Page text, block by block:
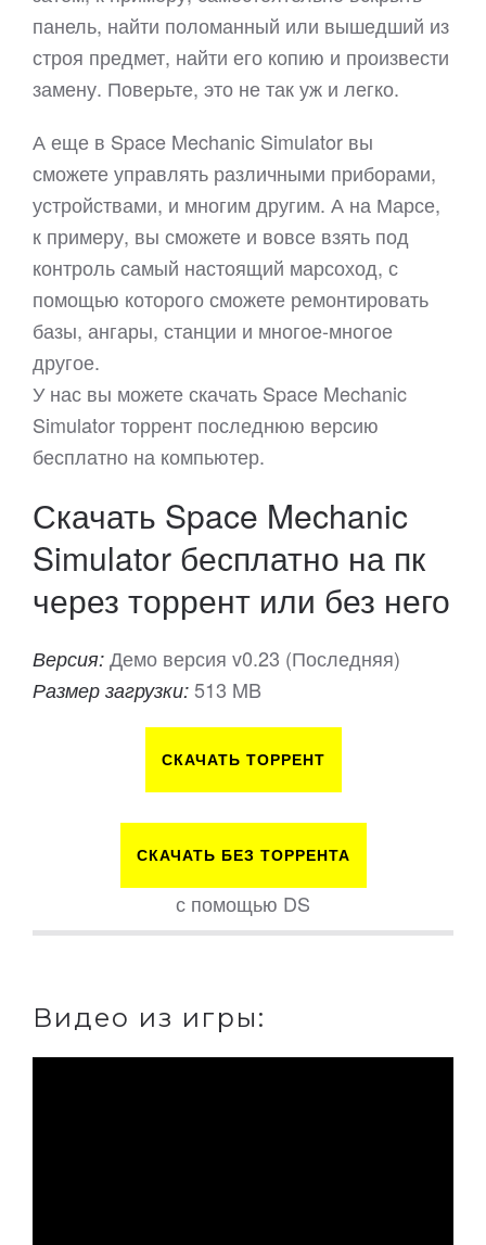
панель, найти поломанный или вышедший из
строя предмет, найти его копию и произвести
замену. Поверьте, это не так уж и легко.
А еще в Space Mechanic Simulator вы
сможете управлять различными приборами,
устройствами, и многим другим. А на Марсе,
к примеру, вы сможете и вовсе взять под
контроль самый настоящий марсоход, с
помощью которого сможете ремонтировать
базы, ангары, станции и многое-многое
другое.
У нас вы можете скачать Space Mechanic
Simulator торрент последнюю версию
бесплатно на компьютер.
Скачать Space Mechanic
Simulator бесплатно на пк
через торрент или без него
Версия: Демо версия v0.23 (Последняя)
Размер загрузки: 513 MB
СКАЧАТЬ ТОРРЕНТ
СКАЧАТЬ БЕЗ ТОРРЕНТА
с помощью DS
Видео из игры: